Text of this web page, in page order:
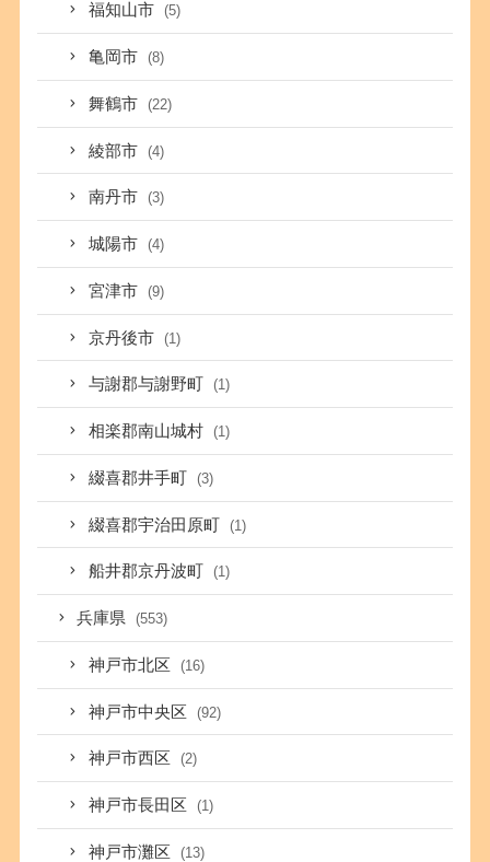
福知山市 (5)
亀岡市 (8)
舞鶴市 (22)
綾部市 (4)
南丹市 (3)
城陽市 (4)
宮津市 (9)
京丹後市 (1)
与謝郡与謝野町 (1)
相楽郡南山城村 (1)
綴喜郡井手町 (3)
綴喜郡宇治田原町 (1)
船井郡京丹波町 (1)
兵庫県 (553)
神戸市北区 (16)
神戸市中央区 (92)
神戸市西区 (2)
神戸市長田区 (1)
神戸市灘区 (13)